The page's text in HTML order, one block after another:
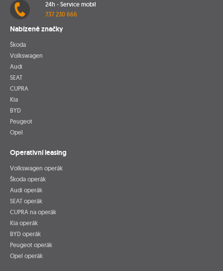
24h - Service mobil
737 230 666
Nabízené značky
Škoda
Volkswagen
Audi
SEAT
CUPRA
Kia
BYD
Peugeot
Opel
Operativní leasing
Volkswagen operák
Škoda operák
Audi operák
SEAT operák
CUPRA na operák
Kia operák
BYD operák
Peugeot operák
Opel operák